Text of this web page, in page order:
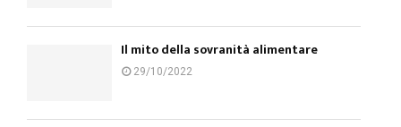
Il mito della sovranità alimentare
29/10/2022